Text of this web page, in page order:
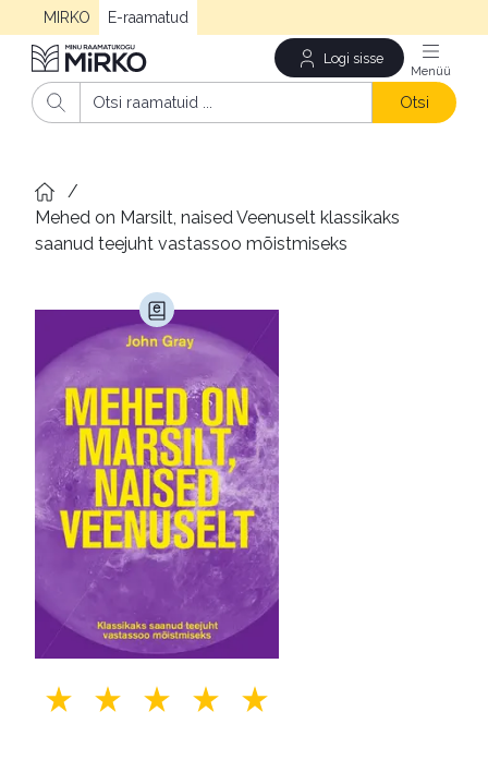
MIRKO E-raamatud
Logi sisse
Otsi
/
Mehed on Marsilt, naised Veenuselt klassikaks
saanud teejuht vastassoo mõistmiseks